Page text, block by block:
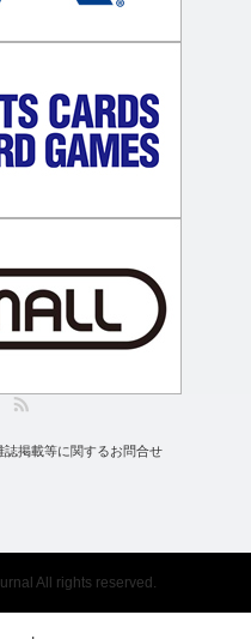
誌掲載等に関するお問合せ
All rights reserved.